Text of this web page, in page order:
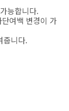
능합니다.
여백 변경이 가
줍니다.